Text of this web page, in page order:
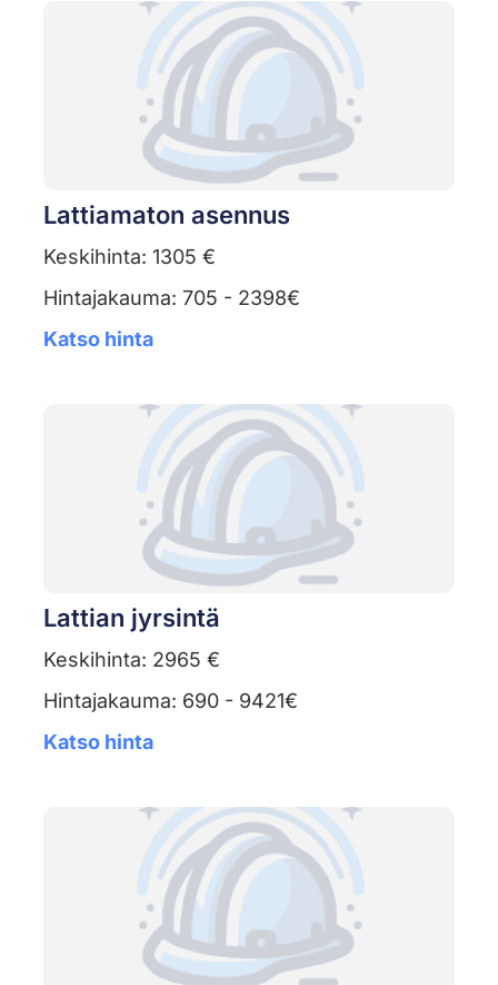
Lattiamaton asennus
Keskihinta: 1305 €
Hintajakauma: 705 - 2398€
Katso hinta
Lattian jyrsintä
Keskihinta: 2965 €
Hintajakauma: 690 - 9421€
Katso hinta